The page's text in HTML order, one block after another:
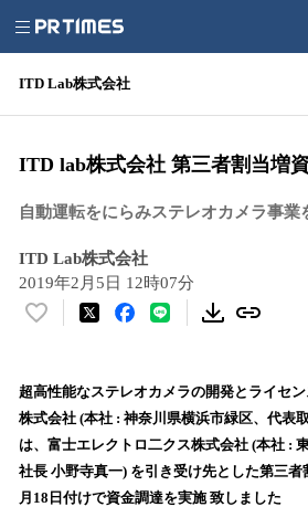
ITD Lab株式会社
ITD lab株式会社 第三者割当増
自動運転をにらみステレオカメラ事業
ITD Lab株式会社
2019年2月5日 12時07分
い
！
数
を
読
込
超高性能なステレオカメラの開発とライセ
株式会社 (本社 : 神奈川県横浜市緑区、代表
は、富士エレクトロ二クス株式会社 (本社 :
社長 小野寺真一) を引き受け先とした第三
月18日付けで資金調達を実施 致しました